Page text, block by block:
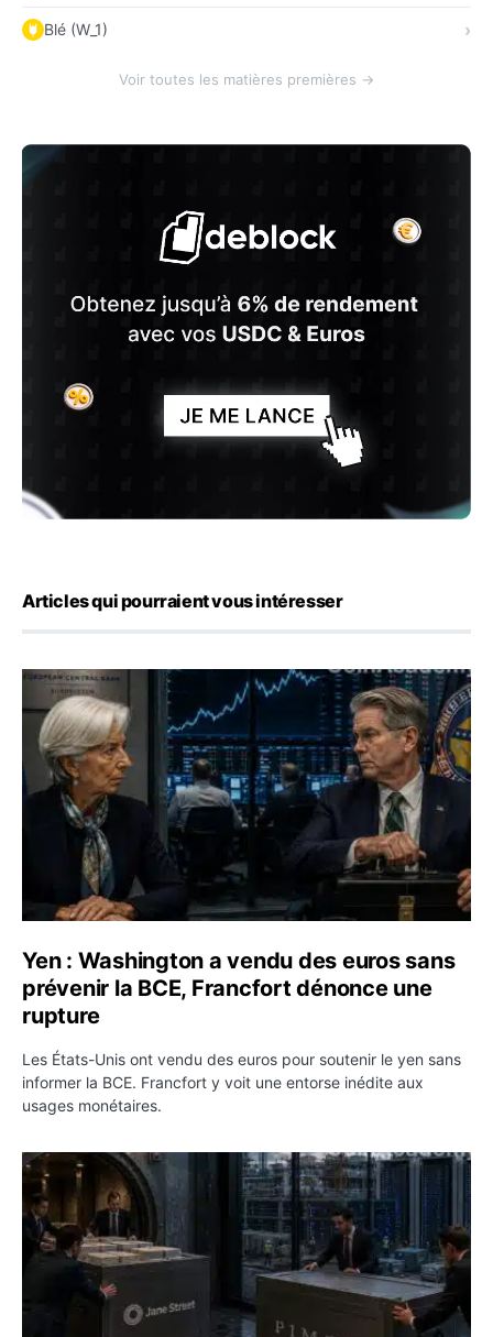
Blé (W_1)
Voir toutes les matières premières →
Articles qui pourraient vous intéresser
Yen : Washington a vendu des euros sans prévenir la
Yen : Washington a vendu des euros sans
prévenir la BCE, Francfort dénonce une
rupture
Les États-Unis ont vendu des euros pour soutenir le yen sans
informer la BCE. Francfort y voit une entorse inédite aux
usages monétaires.
Jane Street négocie le transfert de 11 milliards de